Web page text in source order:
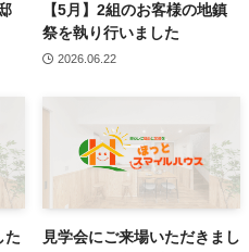
【5月】2組のお客様の地鎮
祭を執り行いました
2026.06.22
た
見学会にご来場いただきまし